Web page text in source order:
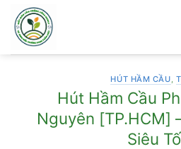
qua
dung
HÚT HẦM CẦU,
Hút Hầm Cầu
Nguyên [TP.HCM]
Siêu